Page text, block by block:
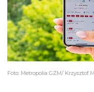
Foto: Metropolia GZM/ Krzysztof